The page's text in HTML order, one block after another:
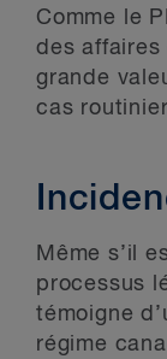
Comme le
des affaires
grande
cas
Même s’il
processus
témoigne
régime